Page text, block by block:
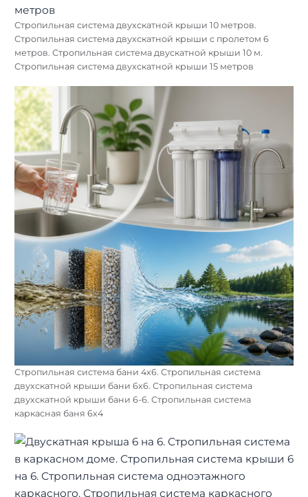
Стропильная система двухскатной крыши 10 метров.
Стропильная система двухскатной крыши с пролетом 6
метров. Стропильная система двускатной крыши 10 м.
Стропильная система двухскатной крыши 15 метров
Стропильная система бани 4х6. Стропильная система
двухскатной крыши бани 6х6. Стропильная система
двухскатной крыши бани 6-6. Стропильная система
каркасная баня 6х4